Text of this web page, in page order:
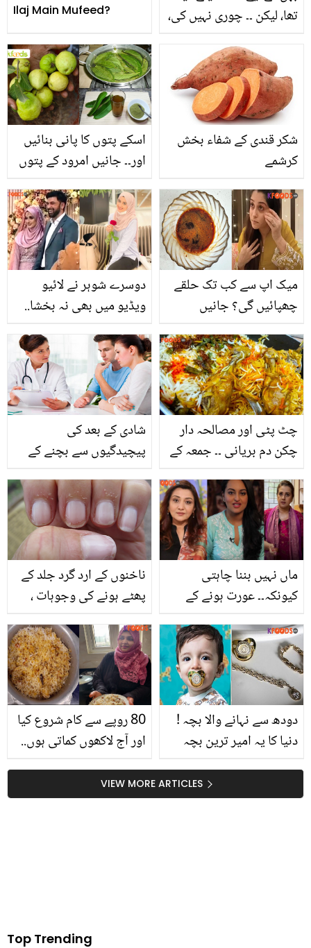
Ilaj Main Mufeed?
تھا، لیکن ۔۔ چوری نہیں کی،
لگایا تو بچے نے سچ بتانے
کے لیے ایسا کیا کیا کہ
والدین بھی حیرت زدہ رہ
گئے
اسکے پتوں کا پانی بنائیں
اور۔۔ جانیں امرود کے پتوں
فوائد، اور انہیں استعمال
کرنے کا صحیح طریقہ
شکر قندی کے شفاء بخش
کرشمے
دوسرے شوہر نے لائیو
ویڈیو میں بھی نہ بخشا..
پر تنقید کا سامنا کرنا پڑا؟
معاملے کی حقیقت سامنے
آگئی
میک اپ سے کب تک حلقے
چھپائیں گی؟ جانیں
حلقوں سے جان چھڑانے کے
3 آزمودہ ٹوٹکے
شادی کے بعد کی
پیچیدگیوں سے بچنے کے
کو کون سے 5 ٹیسٹ کروانا
ضروری ہیں؟
چٹ پٹی اور مصالحہ دار
چکن دم بریانی ۔۔ جمعہ کے
بریانی بنائیں اور سب کے
دل جیت لیں
ناخنوں کے ارد گرد جلد کے
پھٹے ہونے کی وجوہات ،
کیسے کریں؟
ماں نہیں بننا چاہتی
کیونکہ۔۔ عورت ہونے کے
ماں بننے سے کیوں کتراتی
ہیں؟
80 روپے سے کام شروع کیا
اور آج لاکھوں کماتی ہوں..
عورت نے جلدی امیر ہونے کا
راز بتا دیا
دودھ سے نہانے والا بچہ !
دنیا کا یہ امیر ترین بچہ
بھی سونے کی ہے؟ VIEW MORE ARTICLES
Top Trending